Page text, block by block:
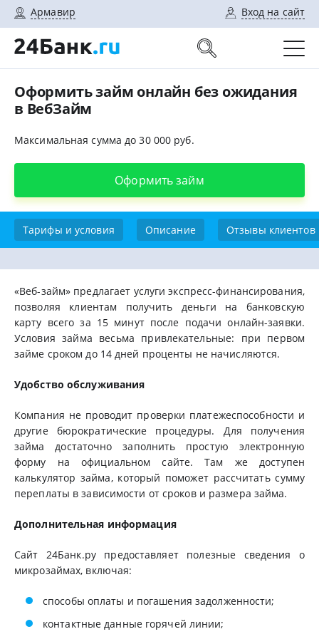
Армавир Вход на сайт
Оформить займ онлайн без ожидания
в ВебЗайм
Максимальная сумма до 30 000 руб.
Оформить займ
Тарифы и условия Описание Отзывы клиентов
«Веб-займ» предлагает услуги экспресс-финансирования,
позволяя клиентам получить деньги на банковскую
карту всего за 15 минут после подачи онлайн-заявки.
Условия займа весьма привлекательные: при первом
займе сроком до 14 дней проценты не начисляются.
Удобство обслуживания
Компания не проводит проверки платежеспособности и
другие бюрократические процедуры. Для получения
займа достаточно заполнить простую электронную
форму на официальном сайте. Там же доступен
калькулятор займа, который поможет рассчитать сумму
переплаты в зависимости от сроков и размера займа.
Дополнительная информация
Сайт 24Банк.ру предоставляет полезные сведения о
микрозаймах, включая:
способы оплаты и погашения задолженности;
контактные данные горячей линии;